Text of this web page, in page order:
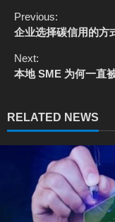
C
o
t
i
n
R
Previous:
企业选择碳信用的方
Next:
本地 SME 为何一直
RELATED NEWS